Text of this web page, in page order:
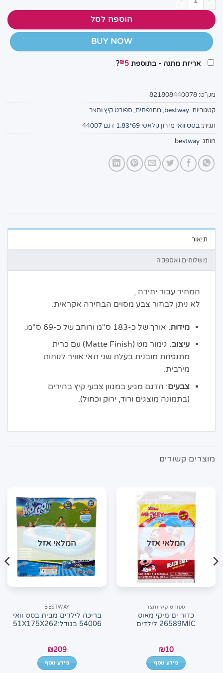
הוספה לסל
BUY NOW
אריזת מתנה - בתוספת ₪5
?
מק"ט: 821808440078
קטגוריות: bestway
, מתנפחים, ספורט קיץ וחצר
תגית: בסט וואי מזרון קלאסי 69*1.83 דגם 44007
מותג: bestway
תיאור
משלוחים ואספקה
המחיר עבור יחידה ,
לא ניתן לבחור צבע מסוים הבחירה אקראית.
מידות: אורך של כ-183 ס"מ ורוחב של כ-69 ס"מ.
עיצוב
: גימור מט (Matte Finish) עם כרית
מתנפחת מובנית בעלת שני תאי אוויר לנוחות
מירבית.
צבעים: הדגם מגיע במגוון צבעי קיץ בהירים
(בתמונה מוצגים ורוד, ירוק וכחול).
מוצרים קשורים
המלאי אזל
ספורט קיץ וחצר
כדור ים מיקי מאוס
26589MIC לילדים
₪10
מידע נוסף
המלאי אזל
BESTWAY
בריכה לילדים מבית בסט וואי
54006 בגודל:51X175X262
₪209
מידע נוסף